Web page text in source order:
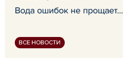
Вода ошибок не прощает...
ВСЕ НОВОСТИ